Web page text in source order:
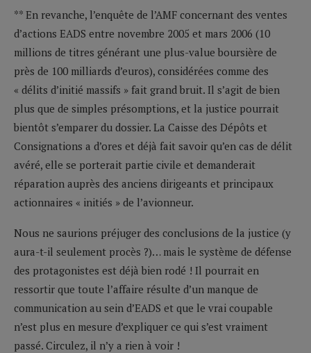
** En revanche, l’enquête de l’AMF concernant des ventes
d’actions EADS entre novembre 2005 et mars 2006 (10
millions de titres générant une plus-value boursière de
près de 100 milliards d’euros), considérées comme des
« délits d’initié massifs » fait grand bruit. Il s’agit de bien
plus que de simples présomptions, et la justice pourrait
bientôt s’emparer du dossier. La Caisse des Dépôts et
Consignations a d’ores et déjà fait savoir qu’en cas de délit
avéré, elle se porterait partie civile et demanderait
réparation auprès des anciens dirigeants et principaux
actionnaires « initiés » de l’avionneur.
Nous ne saurions préjuger des conclusions de la justice (y
aura-t-il seulement procès ?)… mais le système de défense
des protagonistes est déjà bien rodé ! Il pourrait en
ressortir que toute l’affaire résulte d’un manque de
communication au sein d’EADS et que le vrai coupable
n’est plus en mesure d’expliquer ce qui s’est vraiment
passé. Circulez, il n’y a rien à voir !